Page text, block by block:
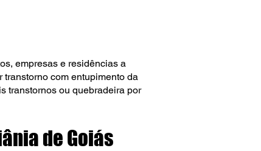
empresas e residências a
com entupimento da
transtornos ou quebradeira por
de Goiás